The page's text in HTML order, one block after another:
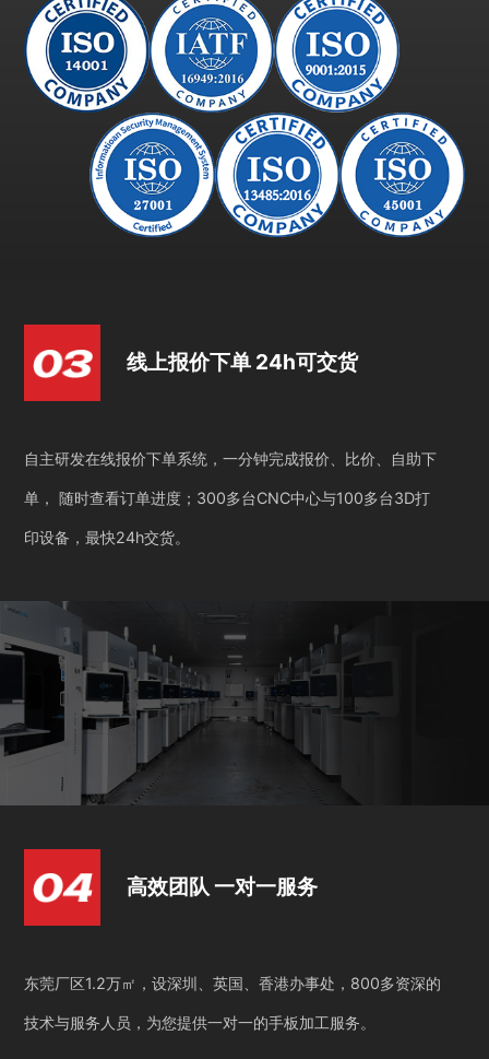
线上报价下单 24h可交货
自主研发在线报价下单系统，一分钟完成报价、比价、自助下
单， 随时查看订单进度；300多台CNC中心与100多台3D打
印设备，最快24h交货。
高效团队 一对一服务
东莞厂区1.2万㎡，设深圳、英国、香港办事处，800多资深的
技术与服务人员，为您提供一对一的手板加工服务。